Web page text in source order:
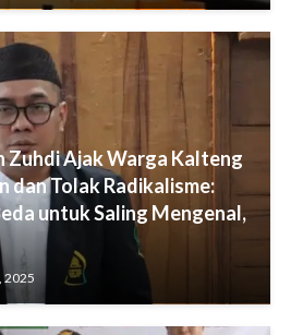
Zuhdi Ajak Warga Kalteng
dan Tolak Radikalisme:
untuk Saling Mengenal,
2025